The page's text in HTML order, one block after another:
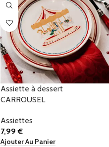
Assiette à dessert
CARROUSEL
Assiettes
7,99€
Ajouter Au Panier